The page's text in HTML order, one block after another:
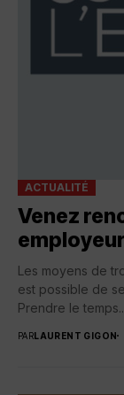
ACTUALITÉ
Venez
Les moyens de
est possible de
Prendre le
PAR LAURENT GIGON